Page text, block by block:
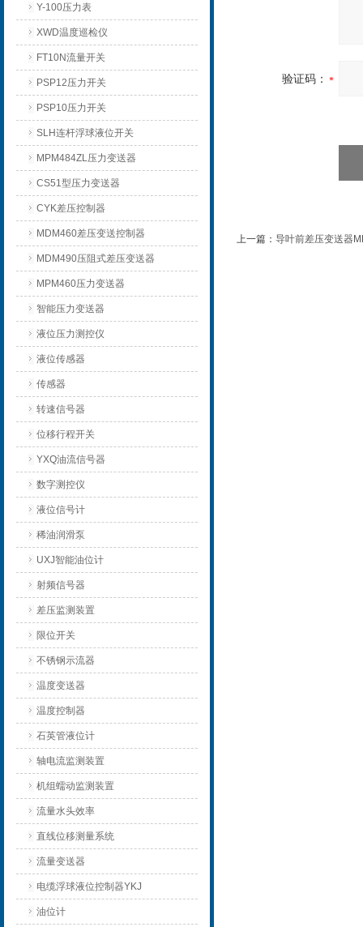
Y-100压力表
XWD温度巡检仪
FT10N流量开关
PSP12压力开关
PSP10压力开关
SLH连杆浮球液位开关
MPM484ZL压力变送器
CS51型压力变送器
CYK差压控制器
MDM460差压变送控制器
MDM490压阻式差压变送器
MPM460压力变送器
智能压力变送器
液位压力测控仪
液位传感器
传感器
转速信号器
位移行程开关
YXQ油流信号器
数字测控仪
液位信号计
稀油润滑泵
UXJ智能油位计
射频信号器
差压监测装置
限位开关
不锈钢示流器
温度变送器
温度控制器
石英管液位计
轴电流监测装置
机组蠕动监测装置
流量水头效率
直线位移测量系统
流量变送器
电缆浮球液位控制器YKJ
油位计
验证码：
上一篇： 导叶前差压变送器